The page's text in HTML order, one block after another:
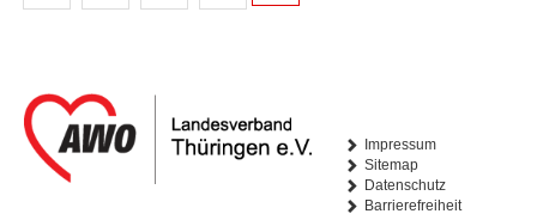
Impressum
Sitemap
Datenschutz
Barrierefreiheit